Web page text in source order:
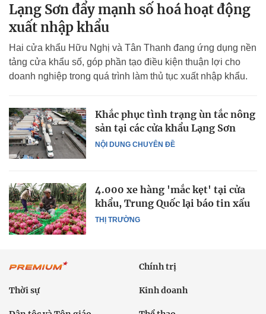
Lạng Sơn đẩy mạnh số hoá hoạt động
xuất nhập khẩu
Hai cửa khẩu Hữu Nghị và Tân Thanh đang ứng dụng nền
tảng cửa khẩu số, góp phần tạo điều kiện thuận lợi cho
doanh nghiệp trong quá trình làm thủ tục xuất nhập khẩu.
NỘI DUNG CHUYÊN ĐỀ
Khắc phục tình trạng ùn tắc nông
sản tại các cửa khẩu Lạng Sơn
THỊ TRƯỜNG
4.000 xe hàng 'mắc kẹt' tại cửa
khẩu, Trung Quốc lại báo tin xấu
Chính trị
Thời sự Kinh doanh